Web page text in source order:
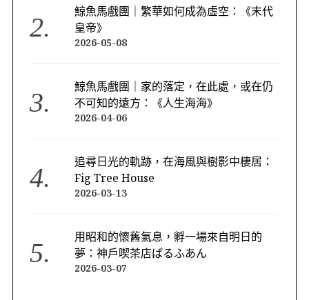
鯨魚馬戲團｜繁華如何成為虛空：《末代
皇帝》
2026-05-08
鯨魚馬戲團｜家的落定，在此處，或在仍
不可知的遠方：《人生海海》
2026-04-06
追尋日光的軌跡，在海風與樹影中棲居：
Fig Tree House
2026-03-13
用昭和的懷舊氣息，孵一場來自明日的
夢：神戶喫茶店ぱるふあん
2026-03-07